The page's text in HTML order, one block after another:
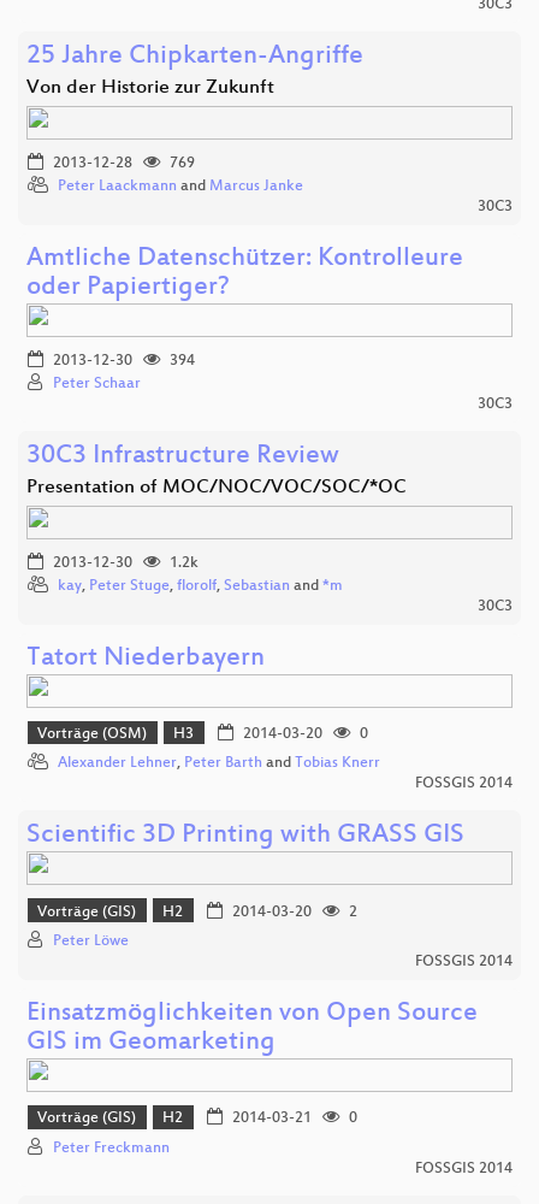
30C3
25 Jahre Chipkarten-Angriffe
Von der Historie zur Zukunft
2013-12-28
769
Peter Laackmann and Marcus Janke
30C3
Amtliche Datenschützer: Kontrolleure
oder Papiertiger?
2013-12-30
394
Peter Schaar
30C3
30C3 Infrastructure Review
Presentation of MOC/NOC/VOC/SOC/*OC
2013-12-30
1.2k
kay, Peter Stuge, florolf, Sebastian and *m
30C3
Tatort Niederbayern
Vorträge (OSM) H3 2014-03-20
0
Alexander Lehner, Peter Barth and Tobias Knerr
FOSSGIS 2014
Scientific 3D Printing with GRASS GIS
Vorträge (GIS) H2 2014-03-20
2
Peter Löwe
FOSSGIS 2014
Einsatzmöglichkeiten von Open Source
GIS im Geomarketing
Vorträge (GIS) H2 2014-03-21
0
Peter Freckmann
FOSSGIS 2014